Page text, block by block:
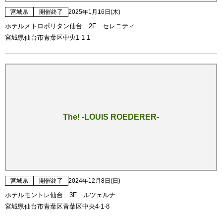
宮城県 開催終了 2025年1月16日(木)
ホテルメトロポリタン仙台 2F セレニティ
宮城県仙台市青葉区中央1-1-1
The! -LOUIS ROEDERER-
宮城県 開催終了 2024年12月8日(日)
ホテルモントレ仙台 3F ルツェルナ
宮城県仙台市青葉区青葉区中央4-1-8